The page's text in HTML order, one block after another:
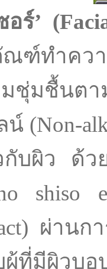
อร์’ (
ฑ์ทำคว
ชุ่มชื้นตา
(Non-
กับผิว ด้
shiso
ผ่าน
ผู้ที่มีผิวบอ